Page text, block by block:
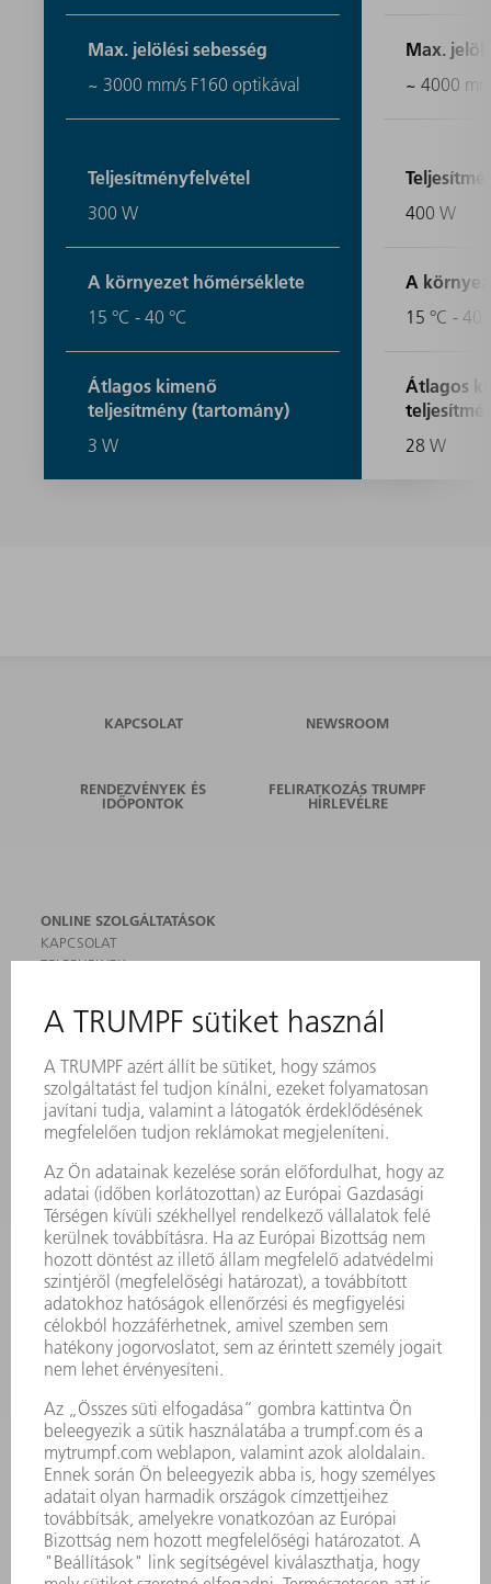
Max. jelölési sebesség
~ 3000 mm/s F160 optikával
Teljesítményfelvétel
300 W
A környezet hőmérséklete
15 °C - 40 °C
Átlagos kimenő
teljesítmény (tartomány)
3 W
Max.
~ 4000
400 W
A
15 °C - 40
Átlagos
28 W
KAPCSOLAT NEWSROOM
RENDEZVÉNYEK ÉS
IDŐPONTOK
FELIRATKOZÁS TRUMPF
HÍRLEVÉLRE
ONLINE SZOLGÁLTATÁSOK
KAPCSOLAT
TELEPHELYEK
FELIRATKOZÁS HÍRLEVÉLRE
MYTRUMPF
TERMÉKEK
GÉPEK & RENDSZEREK
LÉZER
TELJESÍTMÉNYELEKTRONIKA
ELEKTROMOS KÉZIGÉPEK
SMART FACTORY
SZOFTVER
SZOLGÁLTATÁSOK
ALKALMAZÁSOK
ÁGAZATOK
A VÁLLALAT
KARRIER
ÁLLÁSAJÁNLATOK
VÁLLALAT PROFIL
ÜGYVEZETÉS
ÜZLETI JELENTÉS
A VÁLLALAT ALAPELVEI
COMPLIANCE
BEJELENTŐ RENDSZER
BIZTONSÁG
SAJTÓKÖZLEMÉNYEK
MAGAZIN
FENNTARTHATÓSÁG
KÖRNYEZET & ÉGHAJLAT